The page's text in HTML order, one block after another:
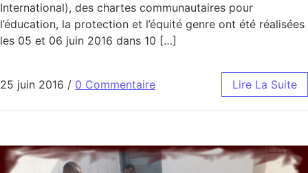
International), des chartes communautaires pour
l’éducation, la protection et l’équité genre ont été réalisées
les 05 et 06 juin 2016 dans 10 […]
25 juin 2016 / 0 Commentaire Lire La Suite